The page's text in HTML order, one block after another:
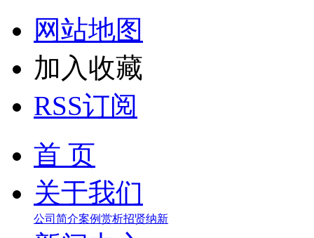
网站地图
加入收藏
RSS订阅
首 页
关于我们
公司简介案例赏析招贤纳新